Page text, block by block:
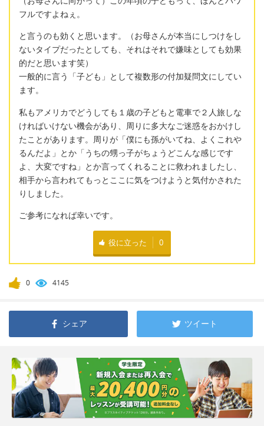
フルですよねぇ。
と言うのも効くと思います。（お母さんが本当にしつけをし
ないタイプだったとしても、それはそれで嫌味としても効果
的だと思います笑）
一般的に言う「子ども」として複数形の付加疑問文にしてい
ます。
私もアメリカでどうしても１歳の子どもと電車で２人旅しな
ければいけない機会があり、周りに多大なご迷惑をおかけし
たことがあります。周りが「僕にも孫がいてね、よくこれや
るんだよ」とか「うちの甥っ子がちょうどこんな感じです
よ、大変ですね」とか言ってくれることに救われましたし、
相手から言われてもっとここに気をつけようと気付かされた
りしました。
ご参考になれば幸いです。
役に立った 0
0 4145
シェア ツイート